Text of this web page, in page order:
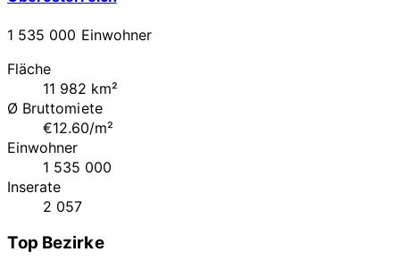
1 535 000 Einwohner
Fläche
11 982 km²
Ø Bruttomiete
€12.60/m²
Einwohner
1 535 000
Inserate
2 057
Top Bezirke